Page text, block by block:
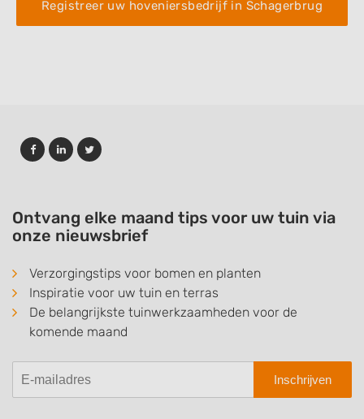
Registreer uw hoveniersbedrijf in Schagerbrug
Ontvang elke maand tips voor uw tuin via
onze nieuwsbrief
Verzorgingstips voor bomen en planten
Inspiratie voor uw tuin en terras
De belangrijkste tuinwerkzaamheden voor de
komende maand
Inschrijven